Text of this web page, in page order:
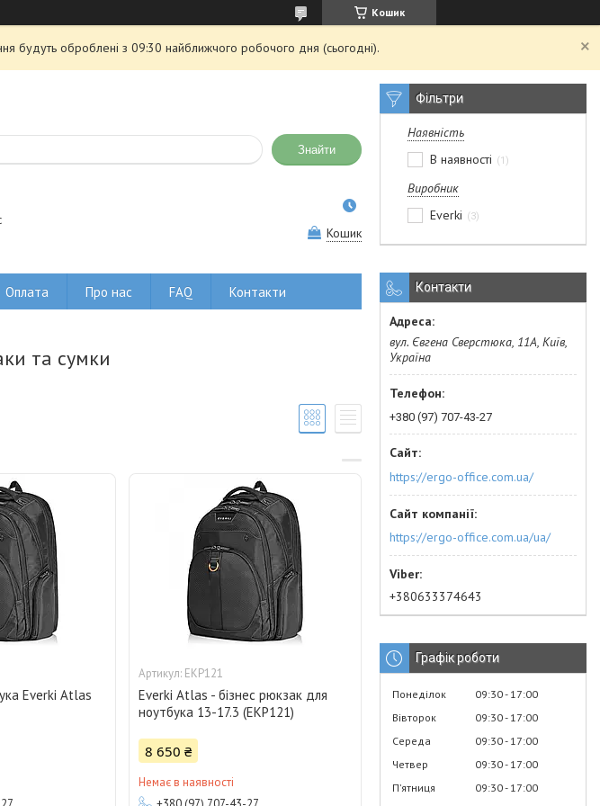
Кошик
будуть оброблені з 09:30 найближчого робочого дня (сьогодні).
Знайти
Кошик
Оплата Про нас FAQ Контакти
та сумки
Everki Atlas
EKP121
Everki Atlas - бізнес рюкзак для
ноутбука 13-17.3 (EKP121)
8 650 ₴
Немає в наявності
Фільтри
Наявність
В наявності
1
Виробник
Everki
3
Контакти
вул. Євгена Сверстюка, 11А, Київ,
Україна
+380 (97) 707-43-27
https://ergo-office.com.ua/
https://ergo-office.com.ua/ua/
+380633374643
Графік роботи
Понеділок 09:30 17:00
Вівторок
09:30 17:00
Середа
09:30 17:00
Четвер
09:30 17:00
Пʼятниця
09:30 17:00